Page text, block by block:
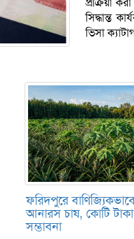
সিদ্ধান্ত
ভিসা
ফরিদপুরে
আনারস চাষ, কোটি
সম্ভাবনা